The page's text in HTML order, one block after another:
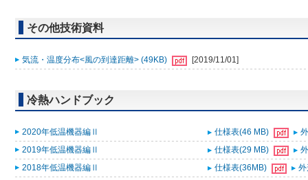
その他技術資料
気流・温度分布<風の到達距離> (49KB) [2019/11/01]
冷熱ハンドブック
2020年低温機器編Ⅱ 仕様表(46 MB)
2019年低温機器編Ⅱ
仕様表(29 MB)
2018年低温機器編Ⅱ
仕様表(36MB)